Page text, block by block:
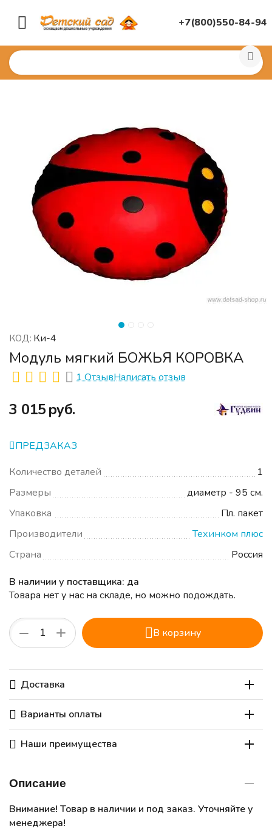
+7(800)550-84-94
Главная Мягкая модульная
КОД: Ки-4
Модуль мягкий БОЖЬЯ КОРОВКА
1 ОтзывНаписать отзыв
‍3 015‍руб.
ПРЕДЗАКАЗ
Количество деталей
1
Размеры
диаметр - 95 см.
Упаковка
Пл. пакет
Производители
Техинком плюс
Страна
Россия
В наличии у поставщика: да
Товара нет у нас на складе, но можно подождать.
+
− В корзину
Доставка
Варианты оплаты
Наши преимущества
Описание
Внимание! Товар в наличии и под заказ. Уточняйте у
менеджера!